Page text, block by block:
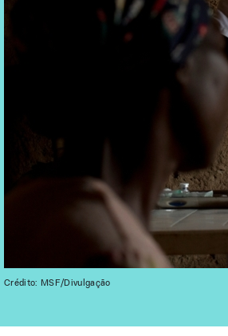
Crédito: MSF/Divulgação